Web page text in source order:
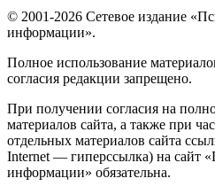
© 2001-2026 Сетевое издание
информации».
Полное использование
согласия редакции запрещено.
При получении согласия на
материалов сайта, а также при
отдельных материалов сайта
Internet — гиперссылка) на сайт
информации» обязательна.